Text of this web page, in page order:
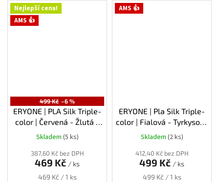
Nejlepší cena!
AMS 👍
499 Kč –6 %
ERYONE | PLA Silk Triple-
color | Červená - Žlutá -
Modrá | 1.75mm | 1kg
Skladem (5 ks)
387,60 Kč bez DPH
469 Kč / ks
Měrná
469 Kč / 1 ks
AMS 👍
ERYONE | Pla Silk Triple-
color | Fialová - Tyrkysová
- Oranžová | 1.75mm | 1kg
Skladem (2 ks)
412,40 Kč bez DPH
499 Kč / ks
Měrná
499 Kč / 1 ks